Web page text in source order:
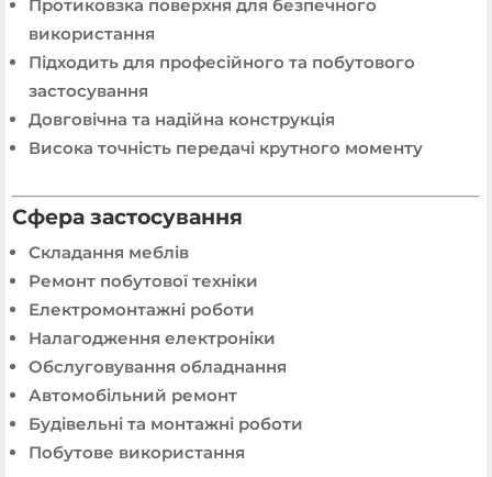
Протиковзка поверхня для безпечного
використання
Підходить для професійного та побутового
застосування
Довговічна та надійна конструкція
Висока точність передачі крутного моменту
Сфера застосування
Складання меблів
Ремонт побутової техніки
Електромонтажні роботи
Налагодження електроніки
Обслуговування обладнання
Автомобільний ремонт
Будівельні та монтажні роботи
Побутове використання